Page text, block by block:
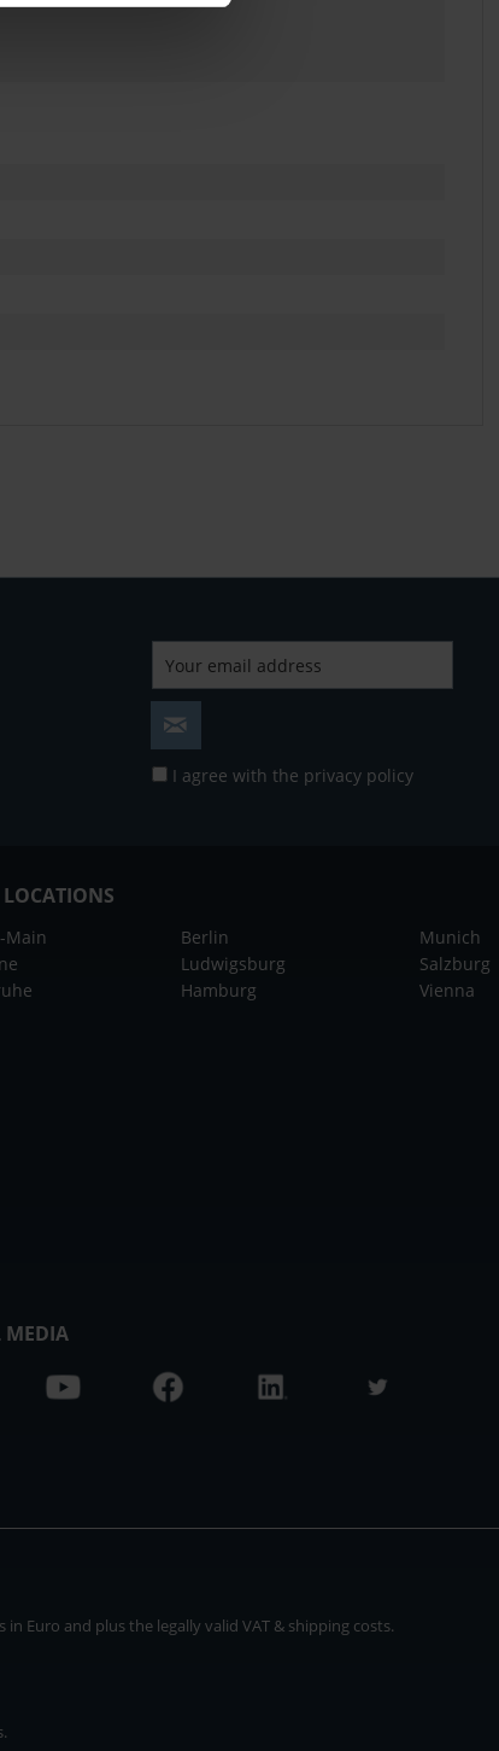
I agree with the privacy policy
LOCATIONS
Main
Berlin
Ludwigsburg
Hamburg
Munich
Salzburg
Vienna
MEDIA
Euro and plus the legally valid VAT & shipping costs.